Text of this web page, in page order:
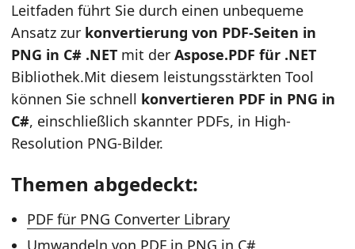
Leitfaden führt Sie durch einen unbequeme
Ansatz zur konvertierung von PDF-Seiten in
PNG in C# .NET mit der Aspose.PDF für .NET
Bibliothek.Mit diesem leistungsstärkten Tool
können Sie schnell konvertieren PDF in PNG in
C#, einschließlich skannter PDFs, in High-
Resolution PNG-Bilder.
Themen abgedeckt:
PDF für PNG Converter Library
Umwandeln von PDF in PNG in C#